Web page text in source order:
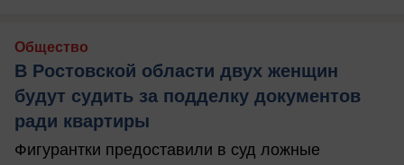
Общество
В Ростовской области двух женщин
будут судить за подделку документов
ради квартиры
Фигурантки предоставили в суд ложные